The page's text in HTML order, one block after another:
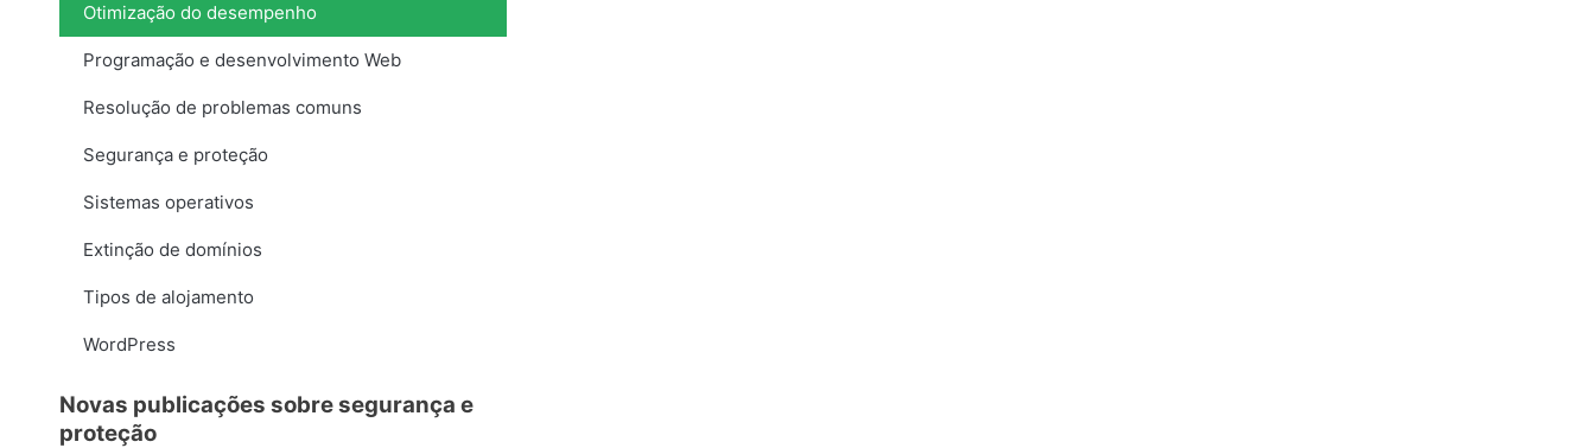
Otimização do desempenho
Programação e desenvolvimento Web
Resolução de problemas comuns
Segurança e proteção
Sistemas operativos
Extinção de domínios
Tipos de alojamento
WordPress
Novas publicações sobre segurança e
proteção